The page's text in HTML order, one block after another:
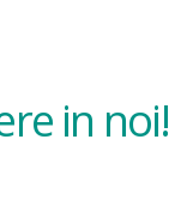
in noi!